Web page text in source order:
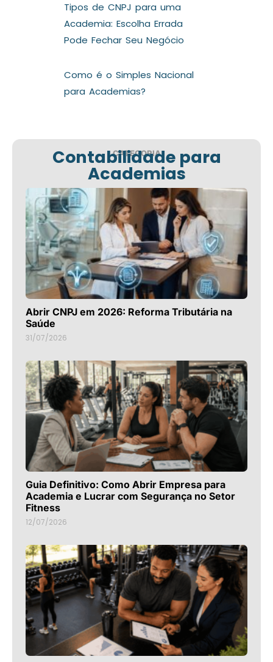
Tipos de CNPJ para uma
Academia: Escolha Errada
Pode Fechar Seu Negócio
Como é o Simples Nacional
para Academias?
CATEGORIA
Contabilidade para
Academias
Abrir CNPJ em 2026: Reforma Tributária na
Saúde
31/07/2026
Guia Definitivo: Como Abrir Empresa para
Academia e Lucrar com Segurança no Setor
Fitness
12/07/2026